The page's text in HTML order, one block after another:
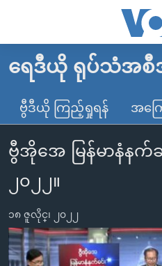
လွယ်ကူ
သည့်
Link
များ
ပင်မ
သို့
ကျော်
ကြည့်
မူလစာမျက်နှာ
မြန်မာ
ကမ္ဘာ့သတင်းများ
နိုင်ငံတကာ
အစ္စရေး-ပါလက်စတိုင်း
ဗွီဒီယို
ရပ်ဝန်းတခု လမ်းတခု အလွန်
အင်္ဂလိပ်စာလေ့လာမယ်
အမေရိကန်သုံးအီဒီယံ
အပတ်စဉ်ကဏ္ဍများ
ရေဒီယို ရုပ်သံအစီ
ဗွီဒီယို ကြည့်ရှုရန် အကြ
ဗွီအိုအေ မြန်မာနံနက်
၂၀၂၂။
၁၈ ဇူလိုင္၊ ၂၀၂၂